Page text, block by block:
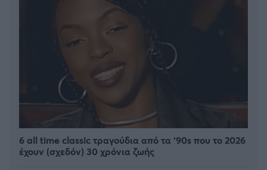
6 all time classic τραγούδια από τα ‘90s που το 2026
έχουν (σχεδόν) 30 χρόνια ζωής